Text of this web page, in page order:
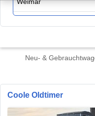
Neu- &
Coole Oldtimer